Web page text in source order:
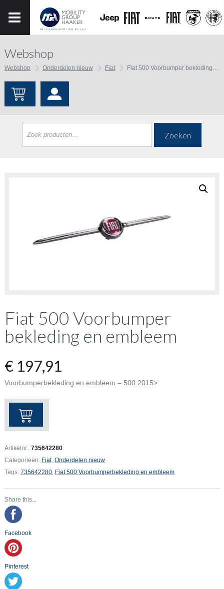
Webshop
Webshop Onderdelen nieuw Fiat Fiat 500 Voorbumper bekleding en embleem
Zoeken
Fiat 500 Voorbumper
bekleding en embleem
€197,91
Voorbumperbekleding en embleem – 500 2015>
Fiat
Voorbumper
bekleding
en
embleem
Artikelnr.: 735642280
Categorieën: Fiat, Onderdelen nieuw
Tags: 735642280, Fiat 500 Voorbumperbekleding en embleem
Share this...
Facebook
Pinterest